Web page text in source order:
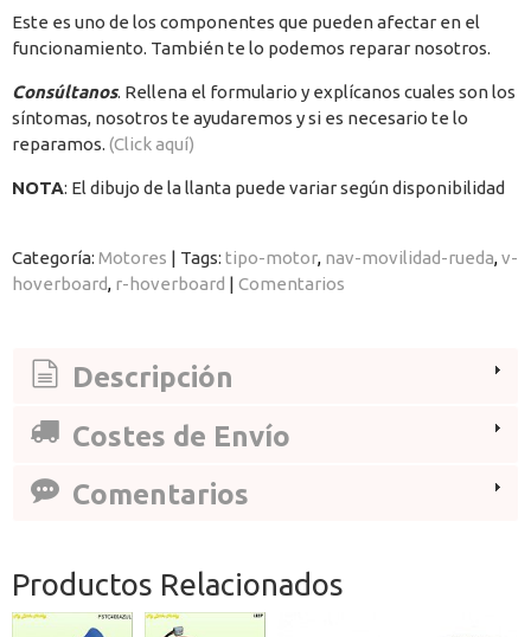
Este es uno de los componentes que pueden afectar en el
funcionamiento. También te lo podemos reparar nosotros.
Consúltanos. Rellena el formulario y explícanos cuales son los
síntomas, nosotros te ayudaremos y si es necesario te lo
reparamos. (Click aquí)
NOTA: El dibujo de la llanta puede variar según disponibilidad
Categoría: Motores | Tags: tipo-motor nav-movilidad-rueda v-
hoverboard r-hoverboard | Comentarios
Descripción
Costes de Envío
Comentarios
Productos Relacionados